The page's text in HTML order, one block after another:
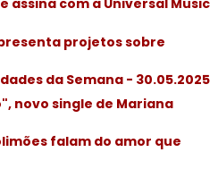
assina com a Universal Music
projetos sobre
da Semana - 30.05.2025
novo single de Mariana
falam do amor que